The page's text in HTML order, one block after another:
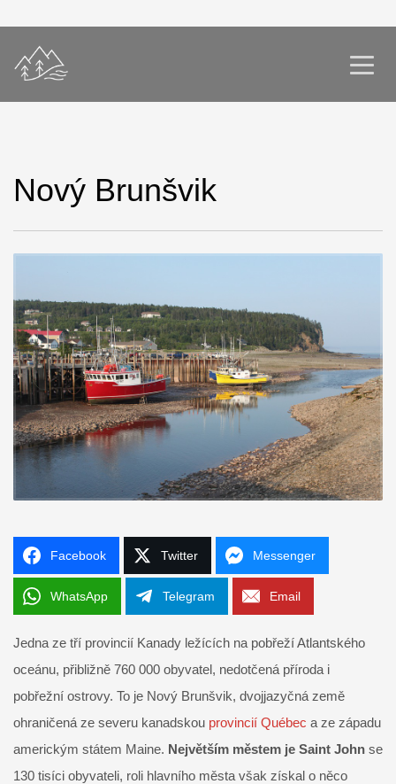
Nový Brunšvik
Facebook Twitter Messenger
WhatsApp Telegram Email
Jedna ze tří provincií Kanady ležících na pobřeží Atlantského
oceánu, přibližně 760 000 obyvatel, nedotčená příroda i
pobřežní ostrovy. To je Nový Brunšvik, dvojjazyčná země
ohraničená ze severu kanadskou provincií Québec a ze západu
americkým státem Maine. Největším městem je Saint John se
130 tisíci obyvateli, roli hlavního města však získal o něco